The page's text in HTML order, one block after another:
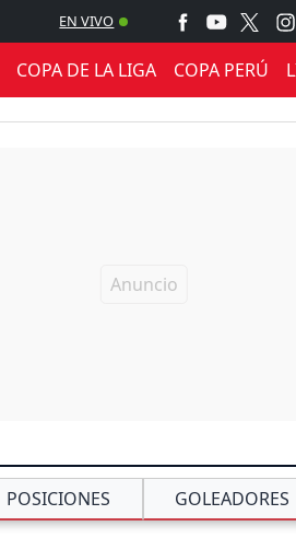
EN VIVO
COPA DE LA LIGA COPA PERÚ
POSICIONES GOLEADORES